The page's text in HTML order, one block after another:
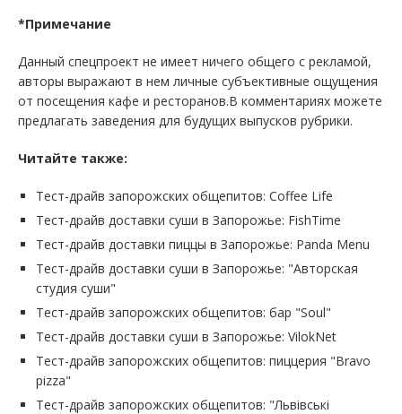
*Примечание
Данный спецпроект не имеет ничего общего с рекламой,
авторы выражают в нем личные субъективные ощущения
от посещения кафе и ресторанов.В комментариях можете
предлагать заведения для будущих выпусков рубрики.
Читайте также:
Тест-драйв запорожских общепитов: Coffee Life
Тест-драйв доставки суши в Запорожье: FishTime
Тест-драйв доставки пиццы в Запорожье: Panda Menu
Тест-драйв доставки суши в Запорожье: "Авторская
студия суши"
Тест-драйв запорожских общепитов: бар "Soul"
Тест-драйв доставки суши в Запорожье: VilokNet
Тест-драйв запорожских общепитов: пиццерия "Bravo
pizza"
Тест-драйв запорожских общепитов: "Львівські